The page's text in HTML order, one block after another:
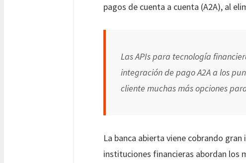
pagos de cuenta a cuenta (A2A), al
Las APIs para tecnología
integración de pago A2A a los
cliente muchas más opciones
La banca abierta viene cobrando
instituciones financieras abordan los